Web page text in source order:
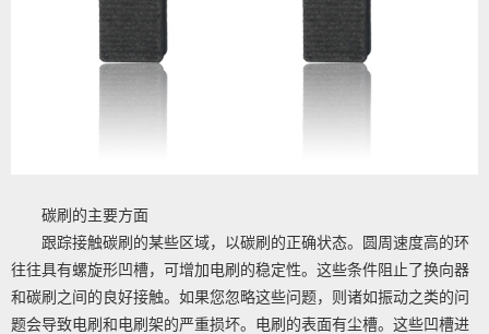
碳刷的主要方面
跟踪接触碳刷的某些区域，以碳刷的正确状态。圆周速度高的环
往往具有螺旋形凹槽，可增加电刷的稳定性。这些条件阻止了换向器
和碳刷之间的良好接触。如果您忽略这些问题，则诸如振动之类的问
题会导致电刷和电刷架的严重损坏。电刷的表面有尘槽。这些凹槽进